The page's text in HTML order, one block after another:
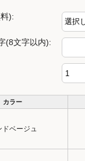
):
(8文字以内):
カラー
ドベージュ